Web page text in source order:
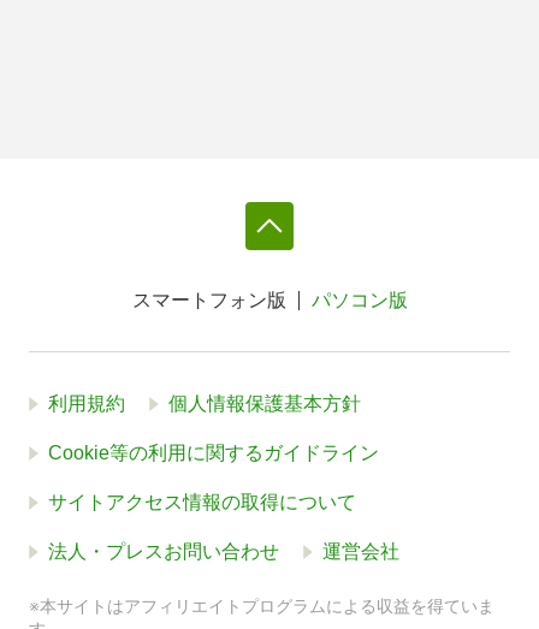
スマートフォン版 パソコン版
利用規約 個人情報保護基本方針
Cookie等の利用に関するガイドライン
サイトアクセス情報の取得について
法人・プレスお問い合わせ 運営会社
※本サイトはアフィリエイトプログラムによる収益を得ていま